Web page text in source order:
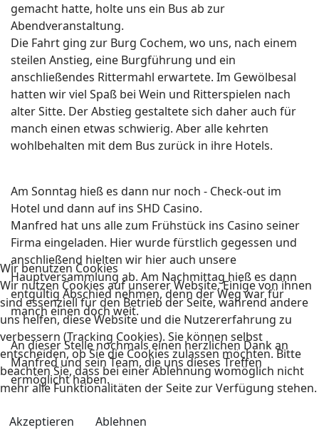
gemacht hatte, holte uns ein Bus ab zur
Abendveranstaltung.
Die Fahrt ging zur Burg Cochem, wo uns, nach einem
steilen Anstieg, eine Burgführung und ein
anschließendes Rittermahl erwartete. Im Gewölbesal
hatten wir viel Spaß bei Wein und Ritterspielen nach
alter Sitte. Der Abstieg gestaltete sich daher auch für
manch einen etwas schwierig. Aber alle kehrten
wohlbehalten mit dem Bus zurück in ihre Hotels.
Am Sonntag hieß es dann nur noch - Check-out im
Hotel und dann auf ins SHD Casino.
Manfred hat uns alle zum Frühstück ins Casino seiner
Firma eingeladen. Hier wurde fürstlich gegessen und
anschließend hielten wir hier auch unsere
Hauptversammlung ab. Am Nachmittag hieß es dann
entgültig Abschied nehmen, denn der Weg war für
manch einen doch weit.
An dieser Stelle nochmals einen herzlichen Dank an
Manfred und sein Team, die uns dieses Treffen
ermöglicht haben.
Wir benutzen Cookies
Wir nutzen Cookies auf unserer Website. Einige von ihnen
sind essenziell für den Betrieb der Seite, während andere
uns helfen, diese Website und die Nutzererfahrung zu
verbessern (Tracking Cookies). Sie können selbst
entscheiden, ob Sie die Cookies zulassen möchten. Bitte
beachten Sie, dass bei einer Ablehnung womöglich nicht
mehr alle Funktionalitäten der Seite zur Verfügung stehen.
Akzeptieren
Ablehnen